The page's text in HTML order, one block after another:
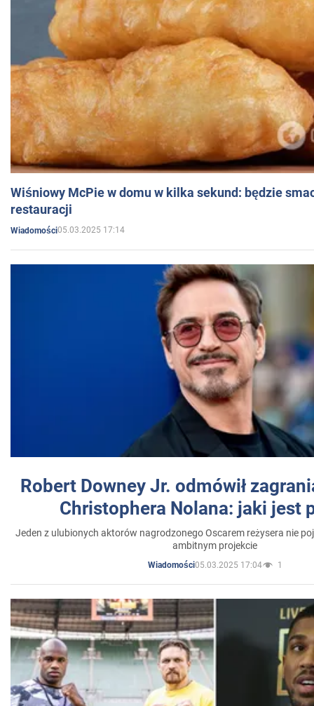
Wiśniowy McPie w domu w kilka sekund: będzie
restauracji
Wiadomości05.03.2025 17:14
Robert Downey Jr. odmówił
Christophera Nolana: jaki jest
Jeden z ulubionych aktorów nagrodzonego Oscarem reżysera nie
ambitnym projekcie
Wiadomości05.03.2025 17:04 1